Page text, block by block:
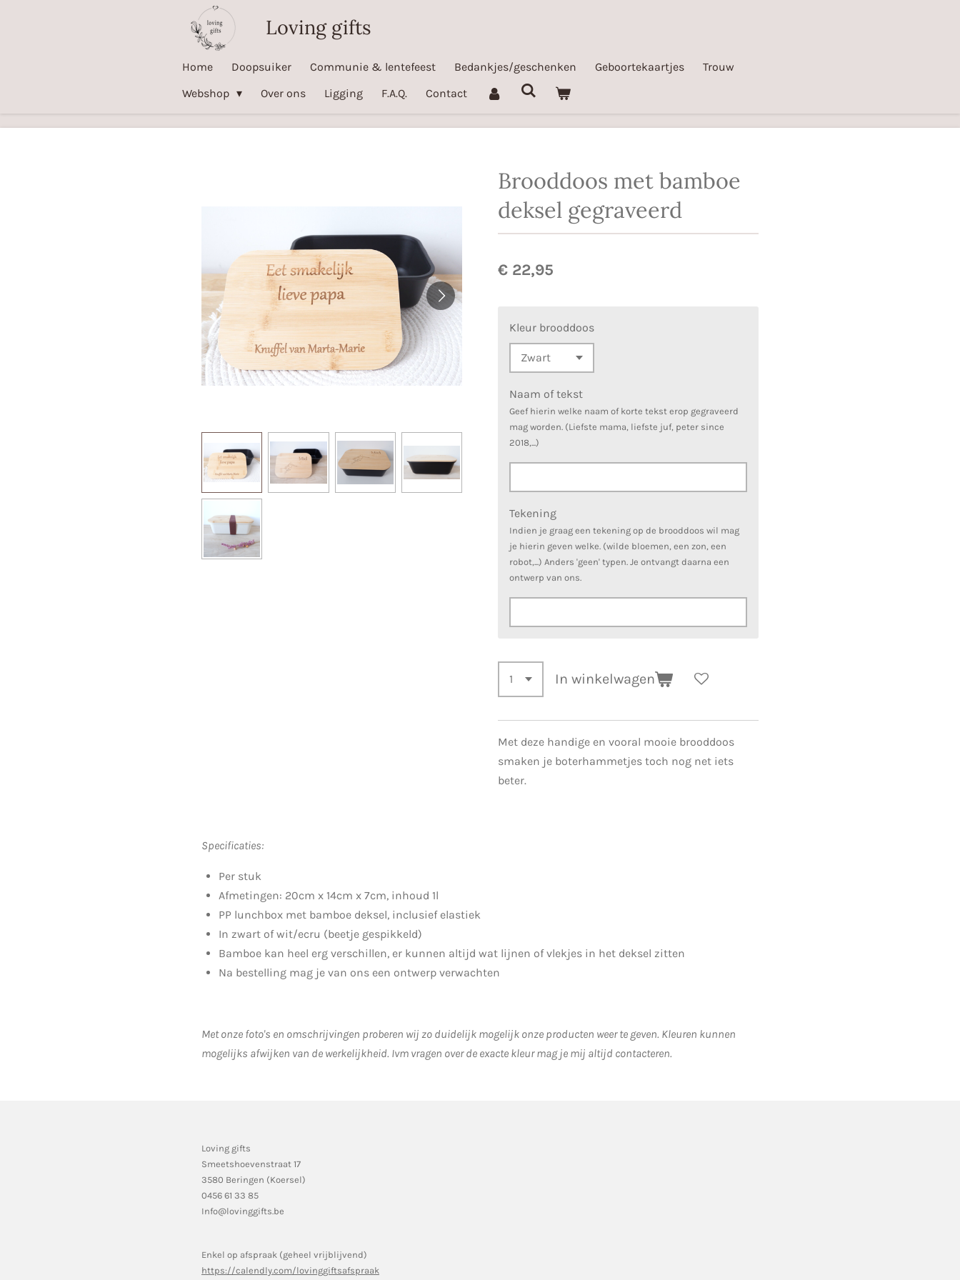
Loving gifts
Home Doopsuiker Communie & lentefeest Bedankjes/geschenken Geboortekaartjes
Trouw
Webshop
Over ons Ligging F.A.Q. Contact
Brooddoos met bamboe
deksel gegraveerd
€ 22,95
Kleur brooddoos
Naam of tekst
Geef hierin welke naam of korte tekst erop gegraveerd
mag worden. (Liefste mama, liefste juf, peter since
2018,...)
Tekening
Indien je graag een tekening op de brooddoos wil mag
je hierin geven welke. (wilde bloemen, een zon, een
robot,...) Anders 'geen' typen. Je ontvangt daarna een
ontwerp van ons.
In winkelwagen
Met deze handige en vooral mooie brooddoos
smaken je boterhammetjes toch nog net iets
beter.
Specificaties:
Per stuk
Afmetingen: 20cm x 14cm x 7cm, inhoud 1l
PP lunchbox met bamboe deksel, inclusief elastiek
In zwart of wit/ecru (beetje gespikkeld)
Bamboe kan heel erg verschillen, er kunnen altijd wat lijnen of vlekjes in het deksel zitten
Na bestelling mag je van ons een ontwerp verwachten
Met onze foto's en omschrijvingen proberen wij zo duidelijk mogelijk onze producten weer te geven. Kleuren kunnen
mogelijks afwijken van de werkelijkheid. Ivm vragen over de exacte kleur mag je mij altijd contacteren.
Loving gifts
Smeetshoevenstraat 17
3580 Beringen (Koersel)
0456 61 33 85
Info@lovinggifts.be
Enkel op afspraak (geheel vrijblijvend)
https://calendly.com/lovinggiftsafspraak